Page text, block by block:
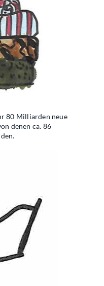
80 Milliarden neue
denen ca. 86